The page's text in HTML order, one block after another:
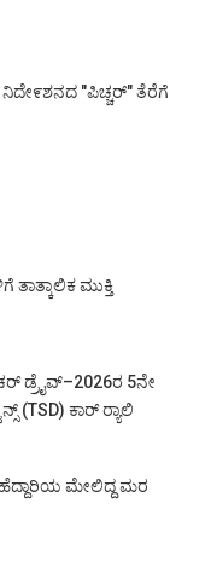
"ಪಿಚ್ಚರ್" ತೆರೆಗೆ
ಮುಕ್ತಿ
ಡ್ರೈವ್–2026ರ 5ನೇ
(TSD) ಕಾರ್ ರ‍್ಯಾಲಿ
ಹೆದ್ದಾರಿಯ ಮೇಲಿದ್ದ ಮರ